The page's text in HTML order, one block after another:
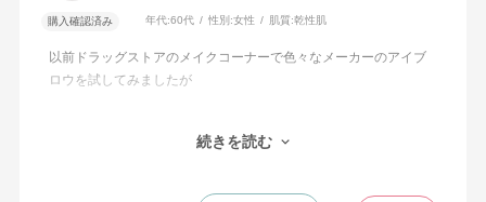
購入確認済み 年代:60代 性別:女性 肌質:乾性肌
以前ドラッグストアのメイクコーナーで色々なメーカーのアイブ
ロウを試してみましたが
スポンジののび具合も良好！続きを読む